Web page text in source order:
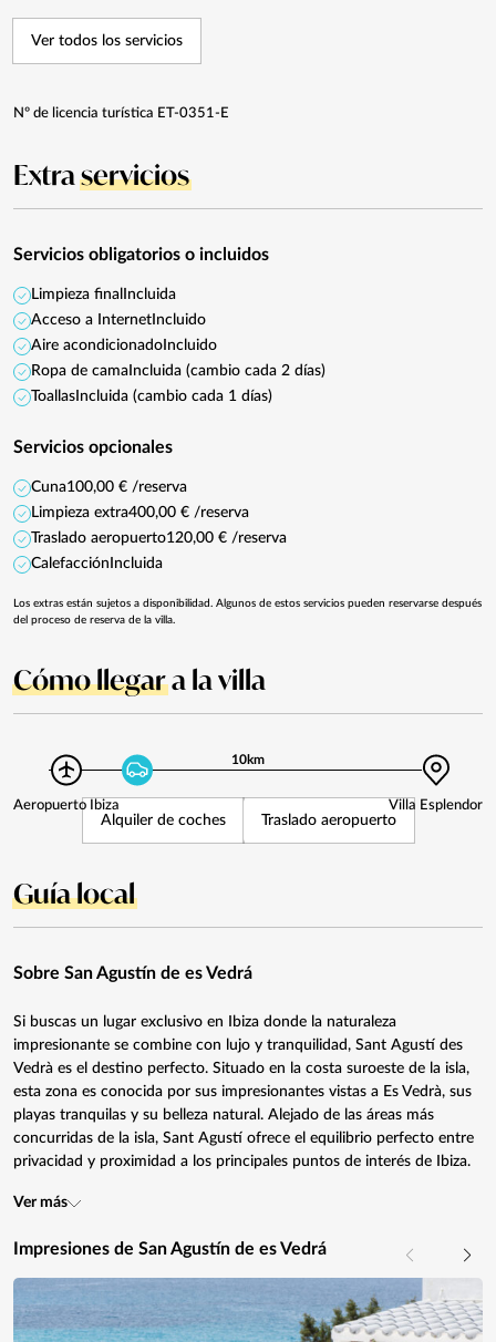
Ver todos los servicios
Nº de licencia turística ET-0351-E
Extraservicios
Servicios obligatorios o incluidos
Limpieza final Incluida
Acceso a Internet Incluido
Aire acondicionado Incluido
Ropa de cama Incluida (cambio cada 2 días)
Toallas Incluida (cambio cada 1 días)
Servicios opcionales
Cuna100,00 € /reserva
Limpieza extra400,00 € /reserva
Traslado aeropuerto120,00 € /reserva
Calefacción Incluida
Los extras están sujetos a disponibilidad. Algunos de estos servicios pueden reservarse después
del proceso de reserva de la villa.
Cómo llegara la villa
10km
Aeropuerto Ibiza Villa Esplendor
Alquiler de coches Traslado aeropuerto
Guía local
Sobre San Agustín de es Vedrá
Si buscas un lugar exclusivo en Ibiza donde la naturaleza
impresionante se combine con lujo y tranquilidad, Sant Agustí des
Vedrà es el destino perfecto. Situado en la costa suroeste de la isla,
esta zona es conocida por sus impresionantes vistas a Es Vedrà, sus
playas tranquilas y su belleza natural. Alejado de las áreas más
concurridas de la isla, Sant Agustí ofrece el equilibrio perfecto entre
privacidad y proximidad a los principales puntos de interés de Ibiza.
Ver más
Impresiones de San Agustín de es Vedrá